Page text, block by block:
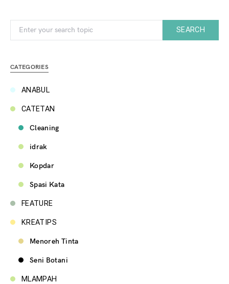
SEARCH
CATEGORIES
ANABUL
CATETAN
Cleaning
idrak
Kopdar
Spasi Kata
FEATURE
KREATIPS
Menoreh Tinta
Seni Botani
MLAMPAH